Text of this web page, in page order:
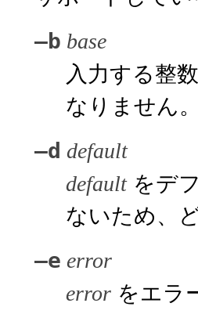
–b base
入力する整
なりません
–d default
defaultをデ
ないため、
–e error
error をエラ